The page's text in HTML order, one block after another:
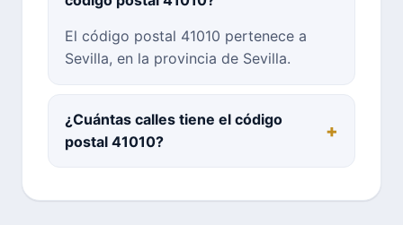
El código postal 41010 pertenece a
Sevilla, en la provincia de Sevilla.
¿Cuántas calles tiene el código
postal 41010?